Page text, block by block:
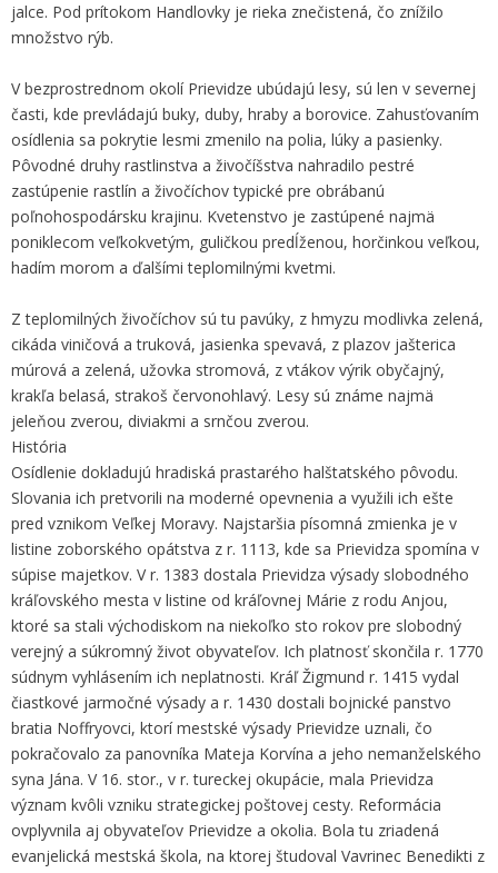
jalce. Pod prítokom Handlovky je rieka znečistená, čo znížilo
množstvo rýb.
V bezprostrednom okolí Prievidze ubúdajú lesy, sú len v severnej
časti, kde prevládajú buky, duby, hraby a borovice. Zahusťovaním
osídlenia sa pokrytie lesmi zmenilo na polia, lúky a pasienky.
Pôvodné druhy rastlinstva a živočíšstva nahradilo pestré
zastúpenie rastlín a živočíchov typické pre obrábanú
poľnohospodársku krajinu. Kvetenstvo je zastúpené najmä
poniklecom veľkokvetým, guličkou predĺženou, horčinkou veľkou,
hadím morom a ďalšími teplomilnými kvetmi.
Z teplomilných živočíchov sú tu pavúky, z hmyzu modlivka zelená,
cikáda viničová a truková, jasienka spevavá, z plazov jašterica
múrová a zelená, užovka stromová, z vtákov výrik obyčajný,
krakľa belasá, strakoš červonohlavý. Lesy sú známe najmä
jeleňou zverou, diviakmi a srnčou zverou.
História
Osídlenie dokladujú hradiská prastarého halštatského pôvodu.
Slovania ich pretvorili na moderné opevnenia a využili ich ešte
pred vznikom Veľkej Moravy. Najstaršia písomná zmienka je v
listine zoborského opátstva z r. 1113, kde sa Prievidza spomína v
súpise majetkov. V r. 1383 dostala Prievidza výsady slobodného
kráľovského mesta v listine od kráľovnej Márie z rodu Anjou,
ktoré sa stali východiskom na niekoľko sto rokov pre slobodný
verejný a súkromný život obyvateľov. Ich platnosť skončila r. 1770
súdnym vyhlásením ich neplatnosti. Kráľ Žigmund r. 1415 vydal
čiastkové jarmočné výsady a r. 1430 dostali bojnické panstvo
bratia Noffryovci, ktorí mestské výsady Prievidze uznali, čo
pokračovalo za panovníka Mateja Korvína a jeho nemanželského
syna Jána. V 16. stor., v r. tureckej okupácie, mala Prievidza
význam kvôli vzniku strategickej poštovej cesty. Reformácia
ovplyvnila aj obyvateľov Prievidze a okolia. Bola tu zriadená
evanjelická mestská škola, na ktorej študoval Vavrinec Benedikti z